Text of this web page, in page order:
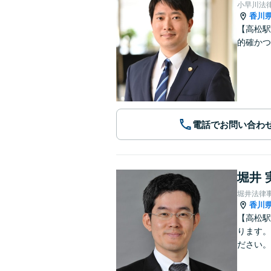
小早川法
香川
【高松
的確か
電話でお問い合わ
堀井
堀井法律
香川
【高松
ります
ださい。